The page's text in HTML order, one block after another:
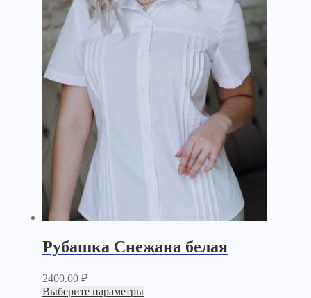
Рубашка Снежана белая
2400.00 ₽
Выберите параметры